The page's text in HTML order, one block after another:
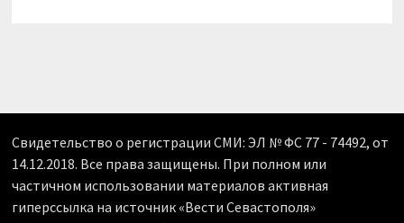
Свидетельство о регистрации СМИ: ЭЛ № ФС 77 - 74492, от
14.12.2018. Все права защищены. При полном или
частичном использовании материалов активная
гиперссылка на источник «Вести Севастополя»